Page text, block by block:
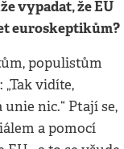
vypadat, že EU
euroskeptikům?
populistům
vidíte,
nic.“ Ptají se,
a pomocí